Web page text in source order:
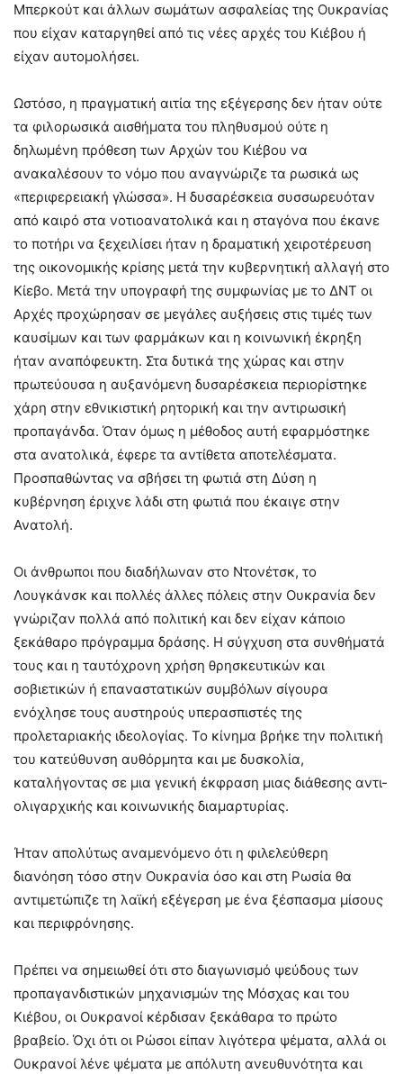
Μπερκούτ και άλλων σωμάτων ασφαλείας της Ουκρανίας
που είχαν καταργηθεί από τις νέες αρχές του Κιέβου ή
είχαν αυτομολήσει.
Ωστόσο, η πραγματική αιτία της εξέγερσης δεν ήταν ούτε
τα φιλορωσικά αισθήματα του πληθυσμού ούτε η
δηλωμένη πρόθεση των Αρχών του Κιέβου να
ανακαλέσουν το νόμο που αναγνώριζε τα ρωσικά ως
«περιφερειακή γλώσσα». Η δυσαρέσκεια συσσωρευόταν
από καιρό στα νοτιοανατολικά και η σταγόνα που έκανε
το ποτήρι να ξεχειλίσει ήταν η δραματική χειροτέρευση
της οικονομικής κρίσης μετά την κυβερνητική αλλαγή στο
Κίεβο. Μετά την υπογραφή της συμφωνίας με το ΔΝΤ οι
Αρχές προχώρησαν σε μεγάλες αυξήσεις στις τιμές των
καυσίμων και των φαρμάκων και η κοινωνική έκρηξη
ήταν αναπόφευκτη. Στα δυτικά της χώρας και στην
πρωτεύουσα η αυξανόμενη δυσαρέσκεια περιορίστηκε
χάρη στην εθνικιστική ρητορική και την αντιρωσική
προπαγάνδα. Όταν όμως η μέθοδος αυτή εφαρμόστηκε
στα ανατολικά, έφερε τα αντίθετα αποτελέσματα.
Προσπαθώντας να σβήσει τη φωτιά στη Δύση η
κυβέρνηση έριχνε λάδι στη φωτιά που έκαιγε στην
Ανατολή.
Οι άνθρωποι που διαδήλωναν στο Ντονέτσκ, το
Λουγκάνσκ και πολλές άλλες πόλεις στην Ουκρανία δεν
γνώριζαν πολλά από πολιτική και δεν είχαν κάποιο
ξεκάθαρο πρόγραμμα δράσης. Η σύγχυση στα συνθήματά
τους και η ταυτόχρονη χρήση θρησκευτικών και
σοβιετικών ή επαναστατικών συμβόλων σίγουρα
ενόχλησε τους αυστηρούς υπερασπιστές της
προλεταριακής ιδεολογίας. Το κίνημα βρήκε την πολιτική
του κατεύθυνση αυθόρμητα και με δυσκολία,
καταλήγοντας σε μια γενική έκφραση μιας διάθεσης αντι-
ολιγαρχικής και κοινωνικής διαμαρτυρίας.
Ήταν απολύτως αναμενόμενο ότι η φιλελεύθερη
διανόηση τόσο στην Ουκρανία όσο και στη Ρωσία θα
αντιμετώπιζε τη λαϊκή εξέγερση με ένα ξέσπασμα μίσους
και περιφρόνησης.
Πρέπει να σημειωθεί ότι στο διαγωνισμό ψεύδους των
προπαγανδιστικών μηχανισμών της Μόσχας και του
Κιέβου, οι Ουκρανοί κέρδισαν ξεκάθαρα το πρώτο
βραβείο. Όχι ότι οι Ρώσοι είπαν λιγότερα ψέματα, αλλά οι
Ουκρανοί λένε ψέματα με απόλυτη ανευθυνότητα και